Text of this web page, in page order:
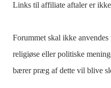
Links til affiliate aftaler er
Forummet skal ikke
religiøse eller politiske
bærer præg af dette vil blive